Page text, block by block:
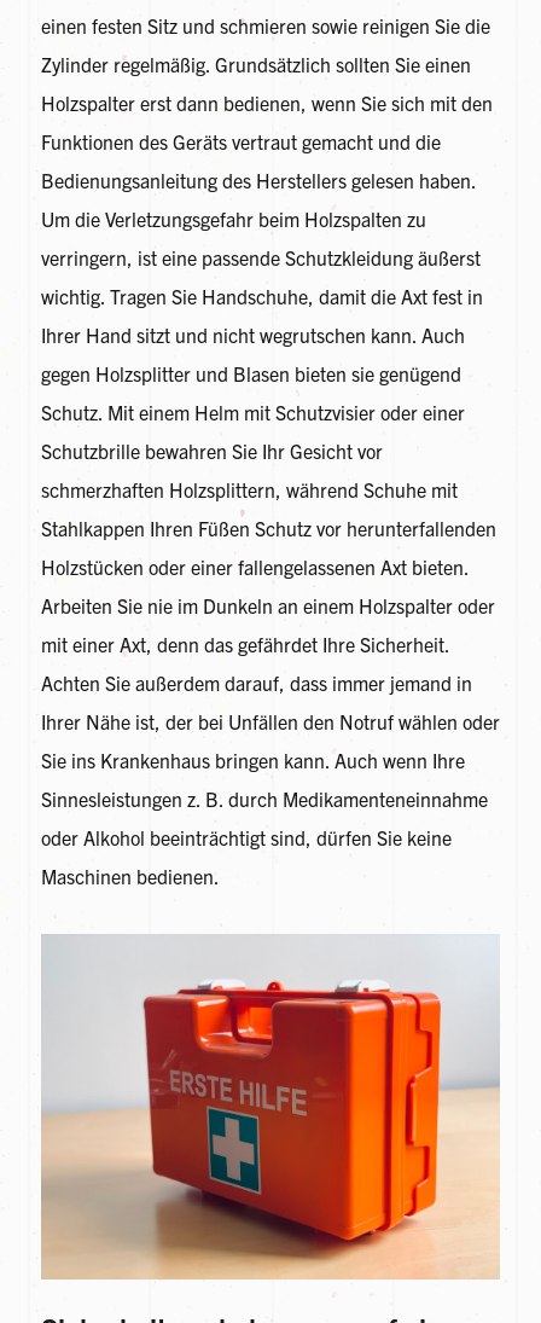
einen festen Sitz und schmieren sowie reinigen Sie die
Zylinder regelmäßig. Grundsätzlich sollten Sie einen
Holzspalter erst dann bedienen, wenn Sie sich mit den
Funktionen des Geräts vertraut gemacht und die
Bedienungsanleitung des Herstellers gelesen haben.
Um die Verletzungsgefahr beim Holzspalten zu
verringern, ist eine passende Schutzkleidung äußerst
wichtig. Tragen Sie Handschuhe, damit die Axt fest in
Ihrer Hand sitzt und nicht wegrutschen kann. Auch
gegen Holzsplitter und Blasen bieten sie genügend
Schutz. Mit einem Helm mit Schutzvisier oder einer
Schutzbrille bewahren Sie Ihr Gesicht vor
schmerzhaften Holzsplittern, während Schuhe mit
Stahlkappen Ihren Füßen Schutz vor herunterfallenden
Holzstücken oder einer fallengelassenen Axt bieten.
Arbeiten Sie nie im Dunkeln an einem Holzspalter oder
mit einer Axt, denn das gefährdet Ihre Sicherheit.
Achten Sie außerdem darauf, dass immer jemand in
Ihrer Nähe ist, der bei Unfällen den Notruf wählen oder
Sie ins Krankenhaus bringen kann. Auch wenn Ihre
Sinnesleistungen z. B. durch Medikamenteneinnahme
oder Alkohol beeinträchtigt sind, dürfen Sie keine
Maschinen bedienen.